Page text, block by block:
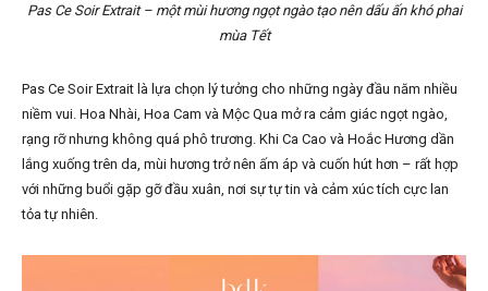
Pas Ce Soir Extrait – một mùi hương ngọt ngào tạo nên dấu ấn khó phai
mùa Tết
Pas Ce Soir Extrait là lựa chọn lý tưởng cho những ngày đầu năm nhiều
niềm vui. Hoa Nhài, Hoa Cam và Mộc Qua mở ra cảm giác ngọt ngào,
rạng rỡ nhưng không quá phô trương. Khi Ca Cao và Hoắc Hương dần
lắng xuống trên da, mùi hương trở nên ấm áp và cuốn hút hơn – rất hợp
với những buổi gặp gỡ đầu xuân, nơi sự tự tin và cảm xúc tích cực lan
tỏa tự nhiên.